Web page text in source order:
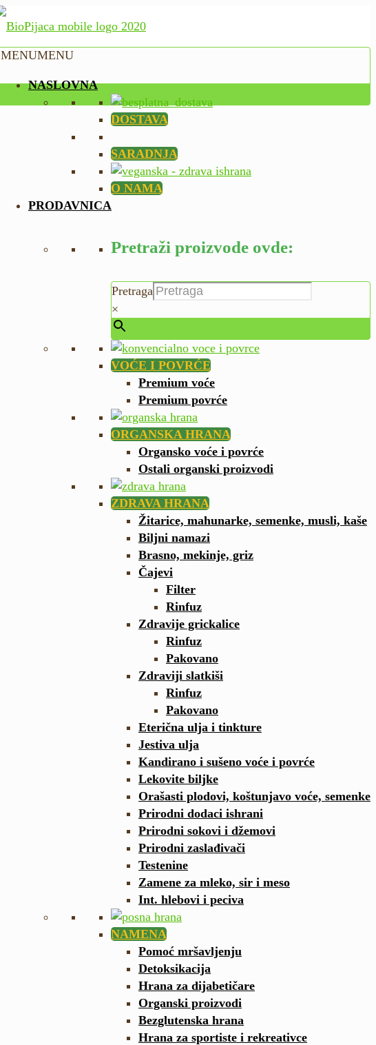
MENUMENU
NASLOVNA
DOSTAVA
SARADNJA
O NAMA
PRODAVNICA
Pretraži proizvode ovde:
Pretraga
×
VOĆE I POVRĆE
Premium voće
Premium povrće
ORGANSKA HRANA
Organsko voće i povrće
Ostali organski proizvodi
ZDRAVA HRANA
Žitarice, mahunarke, semenke, musli, kaše
Biljni namazi
Brasno, mekinje, griz
Čajevi
Filter
Rinfuz
Zdravije grickalice
Rinfuz
Pakovano
Zdraviji slatkiši
Rinfuz
Pakovano
Eterična ulja i tinkture
Jestiva ulja
Kandirano i sušeno voće i povrće
Lekovite biljke
Orašasti plodovi, koštunjavo voće, semenke
Prirodni dodaci ishrani
Prirodni sokovi i džemovi
Prirodni zaslađivači
Testenine
Zamene za mleko, sir i meso
Int. hlebovi i peciva
NAMENA
Pomoć mršavljenju
Detoksikacija
Hrana za dijabetičare
Organski proizvodi
Bezglutenska hrana
Hrana za sportiste i rekreativce